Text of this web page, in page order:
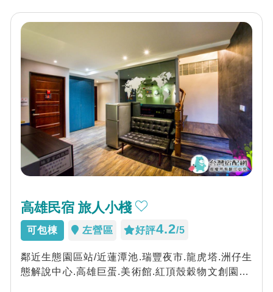
高雄民宿 旅人小棧
可包棟 左營區 好評4.2/5
鄰近生態園區站/近蓮潭池.瑞豐夜市.龍虎塔.洲仔生
態解說中心.高雄巨蛋.美術館.紅頂殼穀物文創園區.